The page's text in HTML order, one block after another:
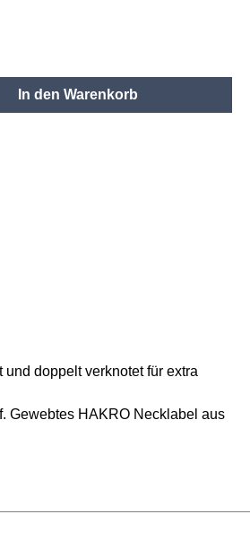
gewünschten Wert ein
In den Warenkorb
doppelt verknotet für extra
Gewebtes HAKRO Necklabel aus